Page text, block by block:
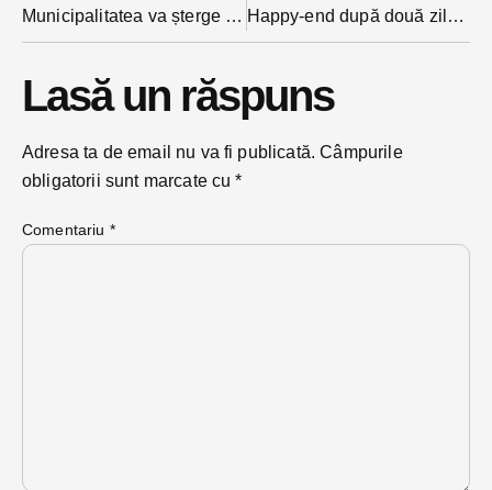
Municipalitatea va șterge trecerile provizorii de pietoni din Decebal după ce pasajul subteran va fi complet funcțional Happy-end după două zile de căutare, în condiții vitrege, a unei femei dispărute
Lasă un răspuns
Adresa ta de email nu va fi publicată. Câmpurile
obligatorii sunt marcate cu*
Comentariu *